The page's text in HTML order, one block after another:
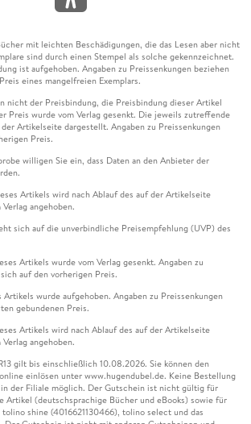
mit leichten Beschädigungen, die das Lesen aber nicht
sind durch einen Stempel als solche gekennzeichnet.
ist aufgehoben. Angaben zu Preissenkungen beziehen
eines mangelfreien Exemplars.
nicht der Preisbindung, die Preisbindung dieser Artikel
Preis wurde vom Verlag gesenkt. Die jeweils zutreffende
Artikelseite dargestellt. Angaben zu Preissenkungen
Preis.
willigen Sie ein, dass Daten an den Anbieter der
Artikels wird nach Ablauf des auf der Artikelseite
angehoben.
sich auf die unverbindliche Preisempfehlung (UVP) des
Artikels wurde vom Verlag gesenkt. Angaben zu
auf den vorherigen Preis.
wurde aufgehoben. Angaben zu Preissenkungen
gebundenen Preis.
Artikels wird nach Ablauf des auf der Artikelseite
angehoben.
gilt bis einschließlich 10.08.2026. Sie können den
einlösen unter www.hugendubel.de. Keine Bestellung
der Filiale möglich. Der Gutschein ist nicht gültig für
Artikel (deutschsprachige Bücher und eBooks) sowie für
shine (4016621130466), tolino select und das